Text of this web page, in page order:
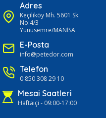
Adres
Keçiliköy Mh. 5601 Sk.
No:4/3
Yunusemre/MANİSA
E-Posta
info@petedor.com
Telefon
0 850 308 29 10
Mesai Saatleri
Haftaiçi - 09:00-17:00